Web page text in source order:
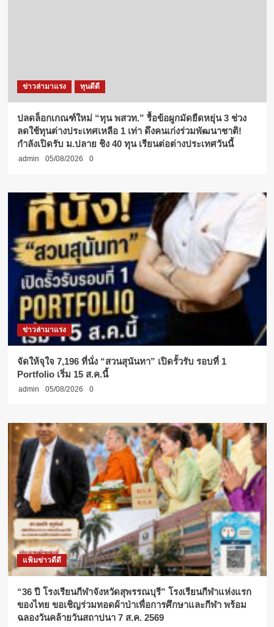
ข่าวล่ามาแรง ทุนดีดี
ปลดล็อกเกณฑ์ใหม่ “ทุน พสวท.” รื้อข้อผูกมัดยืดหยุ่น 3 ช่วง
ลดใช้ทุนต่างประเทศเหลือ 1 เท่า ดึงคนเก่งร่วมพัฒนาชาติ!
กำลังเปิดรับ ม.ปลาย ชิง 40 ทุน เรียนต่อต่างประเทศวันนี้
admin 05/08/2026 0
ข่าวล่ามาแรง
จัดให้จุใจ 7,196 ที่นั่ง “สวนสุนันทา” เปิดรั้วรับ รอบที่ 1
Portfolio เริ่ม 15 ส.ค.นี้
admin 05/08/2026 0
แฟ้มข่าวดีดี
“36 ปี โรงเรียนกีฬาจังหวัดสุพรรณบุรี” โรงเรียนกีฬาแห่งแรก
ของไทย ขอเชิญร่วมทอดผ้าป่าเพื่อการศึกษาและกีฬา พร้อม
ฉลองวันคล้ายวันสถาปนา 7 ส.ค. 2569